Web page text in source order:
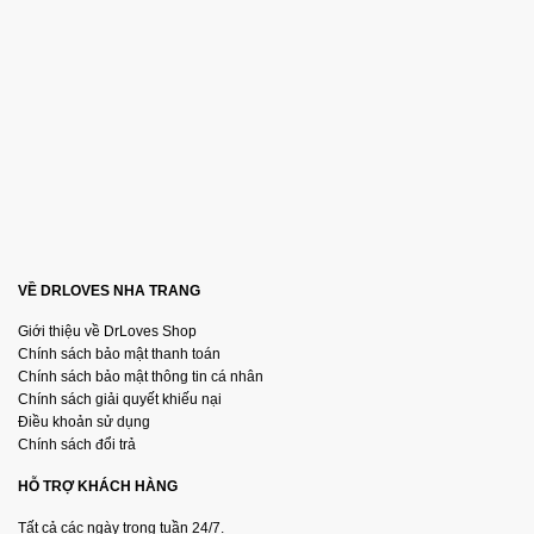
VỀ DRLOVES NHA TRANG
Giới thiệu về DrLoves Shop
Chính sách bảo mật thanh toán
Chính sách bảo mật thông tin cá nhân
Chính sách giải quyết khiếu nại
Điều khoản sử dụng
Chính sách đổi trả
HỖ TRỢ KHÁCH HÀNG
Tất cả các ngày trong tuần 24/7.